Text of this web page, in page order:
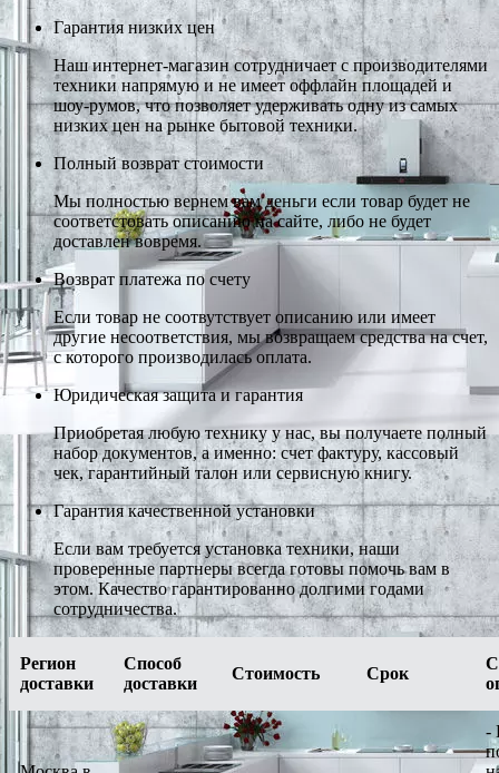
Гарантия низких цен
Наш интернет-магазин сотрудничает с производителями
техники напрямую и не имеет оффлайн площадей и
шоу-румов, что позволяет удерживать одну из самых
низких цен на рынке бытовой техники.
Полный возврат стоимости
Мы полностью вернем вам деньги если товар будет не
соответстовать описанию на сайте, либо не будет
доставлен вовремя.
Возврат платежа по счету
Если товар не соотвутствует описанию или имеет
другие несоответствия, мы возвращаем средства на счет,
с которого производилась оплата.
Юридическая защита и гарантия
Приобретая любую технику у нас, вы получаете полный
набор документов, а именно: счет фактуру, кассовый
чек, гарантийный талон или сервисную книгу.
Гарантия качественной установки
Если вам требуется установка техники, наши
проверенные партнеры всегда готовы помочь вам в
этом. Качество гарантированно долгими годами
сотрудничества.
Регион
доставки
Способ
доставки
Стоимость Срок
-